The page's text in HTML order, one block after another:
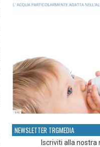
NEWSLETTER TRGMEDIA
Iscriviti alla